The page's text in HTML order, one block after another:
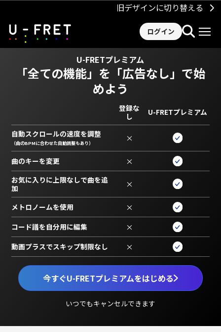
旧デザインに切り替える
ログイン
U-FRETプレミアム
「全ての機能」を 「広告なし」で始
めよう
今すぐU-FRETプレミアムをはじめる
いつでもキャンセルできます
登録な
し
U-FRETプレミアム
自動スクロールの速度を調整
（曲のBPMに合わせた自動調整もあり） ×
曲のキーを変更 ×
お気に入りに上限なしで曲を追
加
×
メトロノームを使用 ×
コード譜を自分用に編集 ×
動画プラスでスキップ制限なし ×